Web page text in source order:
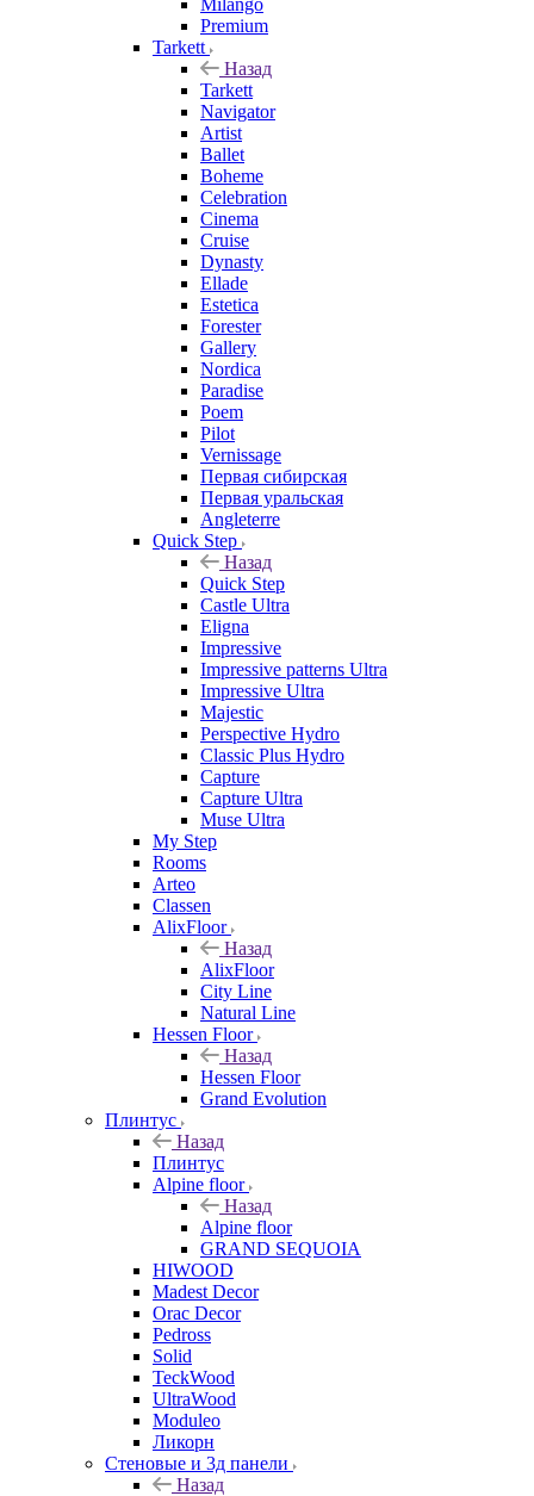
Milango
Premium
Tarkett
Назад
Tarkett
Navigator
Artist
Ballet
Boheme
Celebration
Cinema
Cruise
Dynasty
Ellade
Estetica
Forester
Gallery
Nordica
Paradise
Poem
Pilot
Vernissage
Первая сибирская
Первая уральская
Angleterre
Quick Step
Назад
Quick Step
Castle Ultra
Eligna
Impressive
Impressive patterns Ultra
Impressive Ultra
Majestic
Perspective Hydro
Classic Plus Hydro
Capture
Capture Ultra
Muse Ultra
My Step
Rooms
Arteo
Classen
AlixFloor
Назад
AlixFloor
City Line
Natural Line
Hessen Floor
Назад
Hessen Floor
Grand Evolution
Плинтус
Назад
Плинтус
Alpine floor
Назад
Alpine floor
GRAND SEQUOIA
HIWOOD
Madest Decor
Orac Decor
Pedross
Solid
TeckWood
UltraWood
Moduleo
Ликорн
Стеновые и 3д панели
Назад